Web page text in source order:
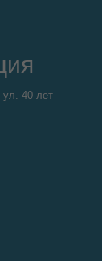
ул. 40 лет